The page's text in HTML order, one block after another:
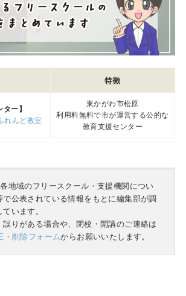
特徴
ー】
れんど教室
東かがわ市松原
利用料無料で市が運営する公的な
教育支援センター
地域のフリースクール・支援機関につい
公表されている情報をもとに編集部が調
います。
りがある場合や、閉校・開講のご連絡は
・削除フォームからお願いいたします。